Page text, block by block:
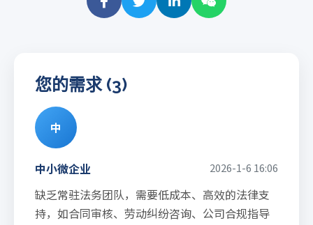
您的需求 (3)
中
中小微企业 2026-1-6 16:06
缺乏常驻法务团队，需要低成本、高效的法律支
持，如合同审核、劳动纠纷咨询、公司合规指导